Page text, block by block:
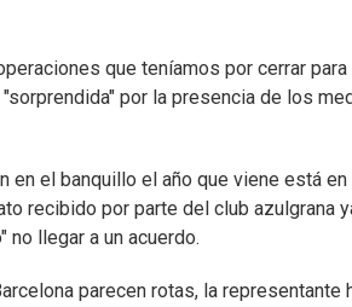
que teníamos por cerrar para
por la presencia de los
el banquillo el año que viene está en
recibido por parte del club azulgrana
llegar a un acuerdo.
parecen rotas, la representante